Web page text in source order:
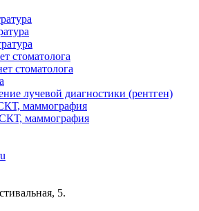
стоматолога
стоматолога
лучевой диагностики (рентген)
маммография
маммография
5.